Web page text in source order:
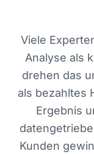
Viele
Analyse als
drehen das
als bezahltes
Ergebnis
Kunden